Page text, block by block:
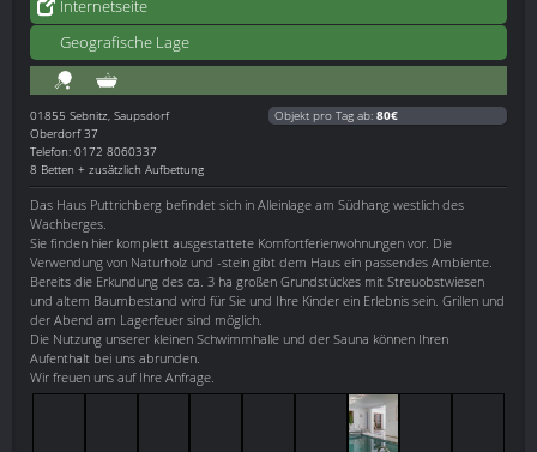
Internetseite
Geografische Lage
01855 Sebnitz, Saupsdorf
Oberdorf 37
Telefon: 0172 8060337
8 Betten + zusätzlich Aufbettung
Objekt pro Tag ab: 80€
Das Haus Puttrichberg befindet sich in Alleinlage am Südhang westlich des
Wachberges.
Sie finden hier komplett ausgestattete Komfortferienwohnungen vor. Die
Verwendung von Naturholz und -stein gibt dem Haus ein passendes Ambiente.
Bereits die Erkundung des ca. 3 ha großen Grundstückes mit Streuobstwiesen
und altem Baumbestand wird für Sie und Ihre Kinder ein Erlebnis sein. Grillen und
der Abend am Lagerfeuer sind möglich.
Die Nutzung unserer kleinen Schwimmhalle und der Sauna können Ihren
Aufenthalt bei uns abrunden.
Wir freuen uns auf Ihre Anfrage.